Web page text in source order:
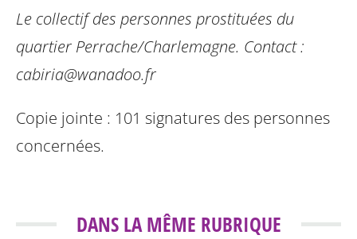
Le collectif des personnes prostituées du
quartier Perrache/Charlemagne. Contact :
cabiria@wanadoo.fr
Copie jointe : 101 signatures des personnes
concernées.
DANS LA MÊME RUBRIQUE